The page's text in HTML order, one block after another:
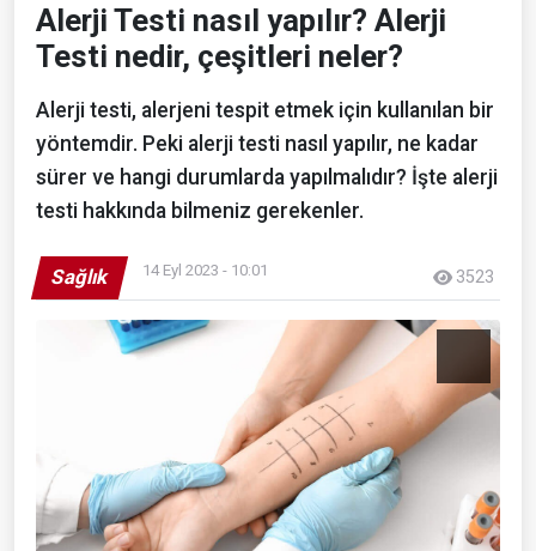
Alerji Testi nasıl yapılır? Alerji
Testi nedir, çeşitleri neler?
Alerji testi, alerjeni tespit etmek için kullanılan bir
yöntemdir. Peki alerji testi nasıl yapılır, ne kadar
sürer ve hangi durumlarda yapılmalıdır? İşte alerji
testi hakkında bilmeniz gerekenler.
Sağlık 14 Eyl 2023 - 10:01 3523